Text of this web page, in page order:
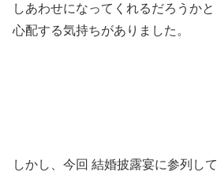
しあわせになってくれるだろうかと
心配する気持ちがありました。
しかし、今回 結婚披露宴に参列して